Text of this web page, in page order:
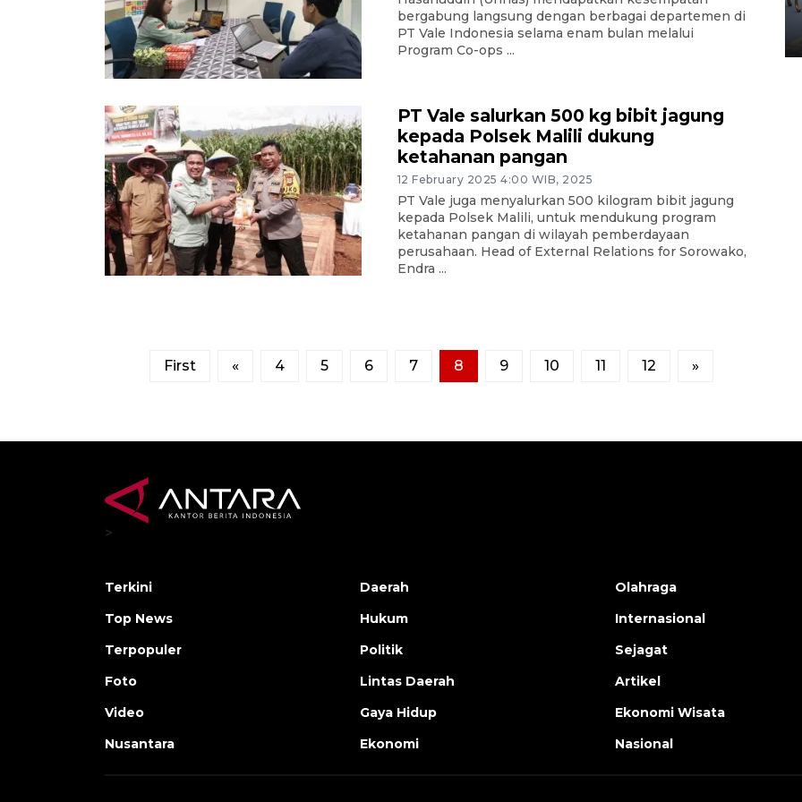
bergabung langsung dengan berbagai departemen di
PT Vale Indonesia selama enam bulan melalui
Program Co-ops ...
PT Vale salurkan 500 kg bibit jagung
kepada Polsek Malili dukung
ketahanan pangan
12 February 2025 4:00 WIB, 2025
PT Vale juga menyalurkan 500 kilogram bibit jagung
kepada Polsek Malili, untuk mendukung program
ketahanan pangan di wilayah pemberdayaan
perusahaan. Head of External Relations for Sorowako,
Endra ...
First « 4 5 6 7 8 9 10 11 12 »
Yogyakarta
02 April 2026 12:51 WIB
>
Terkini
Top News
Terpopuler
Foto
Video
Nusantara
Daerah
Hukum
Politik
Lintas Daerah
Gaya Hidup
Ekonomi
Olahraga
Internasional
Sejagat
Artikel
Ekonomi Wisata
Nasional